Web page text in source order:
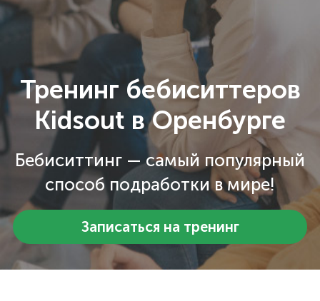
Тренинг бебиситтеров
Kidsout в Оренбурге
Бебиситтинг — самый популярный
способ подработки в мире!
Записаться на тренинг